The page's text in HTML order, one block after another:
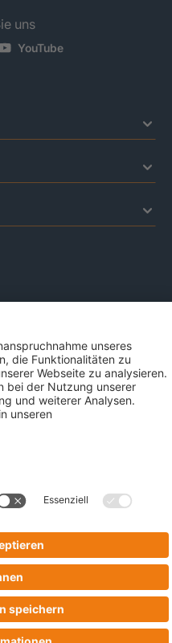
uns
YouTube
Certified by DNV - ISO
ISO 14001